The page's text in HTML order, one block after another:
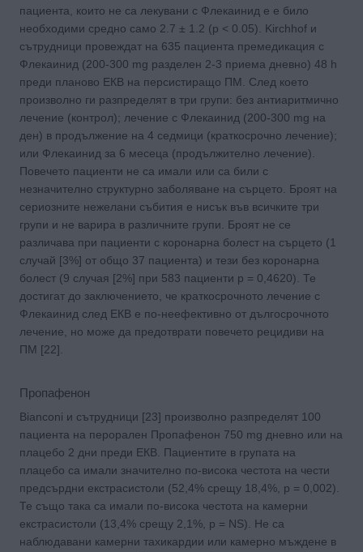
пациента, които не са лекувани с Флекаинид е е било
необходими средно само 2.7 ± 1.2 (p < 0.05). Kirchhof и
сътрудници провеждат на 635 пациента премедикация с
Флекаинид (200-300 mg разделен 2-3 приема дневно) 48 h
преди планово ЕКВ на персистиращо ПМ. След което
произволно ги разпределят в три групи: без антиаритмично
лечение (контрол); лечение с Флекаинид (200-300 mg на
ден) в продължение на 4 седмици (краткосрочно лечение);
или Флекаинид за 6 месеца (продължително лечение).
Повечето пациенти не са имали или са били с
незначително структурно заболяване на сърцето. Броят на
сериозните нежелани събития е нисък във всичките три
групи и не варира в различните групи. Броят не се
различава при пациенти с коронарна болест на сърцето (1
случай [3%] от общо 37 пациента) и тези без коронарна
болест (9 случая [2%] при 583 пациенти p = 0,4620). Те
достигат до заключението, че краткосрочното лечение с
Флекаинид след ЕКВ е по-неефективно от дългосрочното
лечение, но може да предотврати повечето рецидиви на
ПМ [22].
Пропафенон
Bianconi и сътрудници [23] произволно разпределят 100
пациента на перорален Пропафенон 750 mg дневно или на
плацебо 2 дни преди ЕКВ. Пациентите в групата на
плацебо са имали значително по-висока честота на чести
предсърдни екстрасистоли (52,4% срещу 18,4%, p = 0,002).
Те също така са имали по-висока честота на камерни
екстрасистоли (13,4% срещу 2,1%, p = NS). Не са
наблюдавани камерни тахикардии или камерно мъждене в